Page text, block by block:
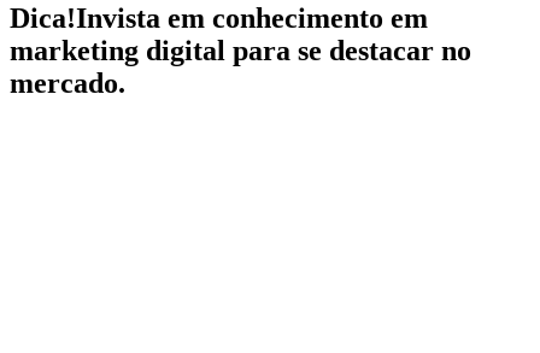
Dica!Invista em conhecimento em
marketing digital para se destacar no
mercado.